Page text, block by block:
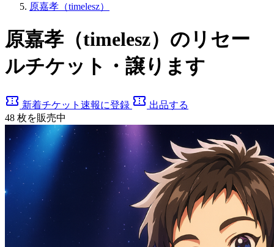
原嘉孝（timelesz）
原嘉孝（timelesz）のリセー
ルチケット・譲ります
confirmation_number 新着チケット速報に登録 confirmation_number 出品する
48 枚を販売中